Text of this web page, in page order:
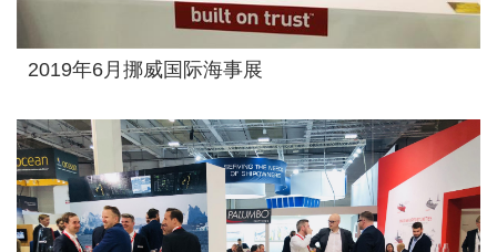
2019年6月挪威国际海事展